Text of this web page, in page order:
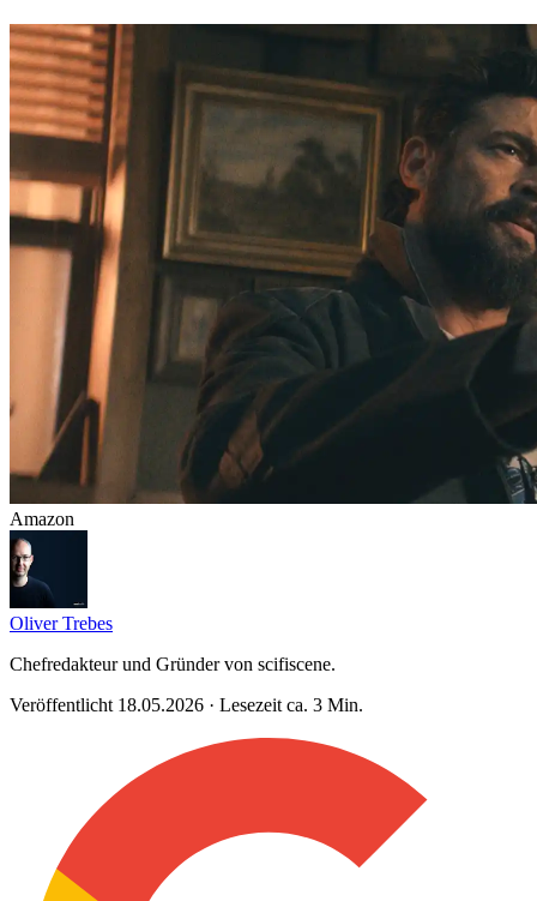
Amazon
Oliver Trebes
Chefredakteur und Gründer von scifiscene.
Veröffentlicht 18.05.2026 · Lesezeit ca. 3 Min.